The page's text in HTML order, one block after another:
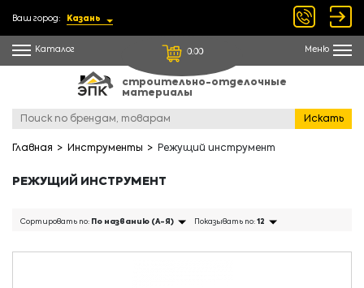
Ваш город: Казань
Каталог 0.00 Меню
строительно-отделочные
материалы
Искать
Главная Инструменты Режущий инструмент
РЕЖУЩИЙ ИНСТРУМЕНТ
Сортировать по: По названию (А-Я) Показывать по: 12